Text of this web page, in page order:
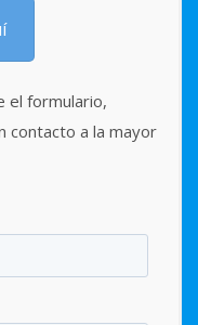
el formulario,
contacto a la mayor